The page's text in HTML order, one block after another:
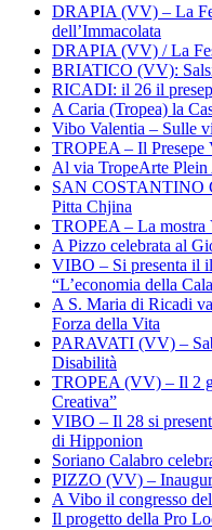
DRAPIA (VV) – La
dell’Immacolata
DRAPIA (VV) / La
BRIATICO (VV):
RICADI: il 26 il
A Caria (Tropea) la
Vibo Valentia – Sulle
TROPEA – Il Presepe
Al via TropeArte Plein
SAN COSTANTINO
Pitta Chjina
TROPEA – La mostra
A Pizzo celebrata al
VIBO – Si presenta il
“L’economia della
A S. Maria di Ricadi
Forza della Vita
PARAVATI (VV) –
Disabilità
TROPEA (VV) – Il 2
Creativa”
VIBO – Il 28 si
di Hipponion
Soriano Calabro
PIZZO (VV) –
A Vibo il congresso
Il progetto della Pro